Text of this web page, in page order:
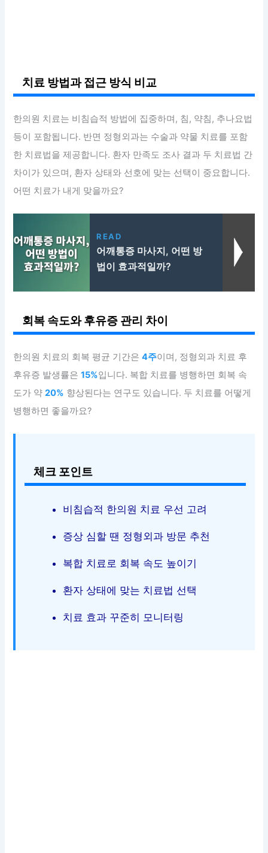
치료 방법과 접근 방식 비교
한의원 치료는 비침습적 방법에 집중하며, 침, 약침, 추나요법
등이 포함됩니다. 반면 정형외과는 수술과 약물 치료를 포함
한 치료법을 제공합니다. 환자 만족도 조사 결과 두 치료법 간
차이가 있으며, 환자 상태와 선호에 맞는 선택이 중요합니다.
어떤 치료가 내게 맞을까요?
READ
어깨통증 마사지, 어떤 방
법이 효과적일까?
회복 속도와 후유증 관리 차이
한의원 치료의 회복 평균 기간은4주이며, 정형외과 치료 후
후유증 발생률은15%입니다. 복합 치료를 병행하면 회복 속
도가 약20% 향상된다는 연구도 있습니다. 두 치료를 어떻게
병행하면 좋을까요?
체크 포인트
비침습적 한의원 치료 우선 고려
증상 심할 땐 정형외과 방문 추천
복합 치료로 회복 속도 높이기
환자 상태에 맞는 치료법 선택
치료 효과 꾸준히 모니터링